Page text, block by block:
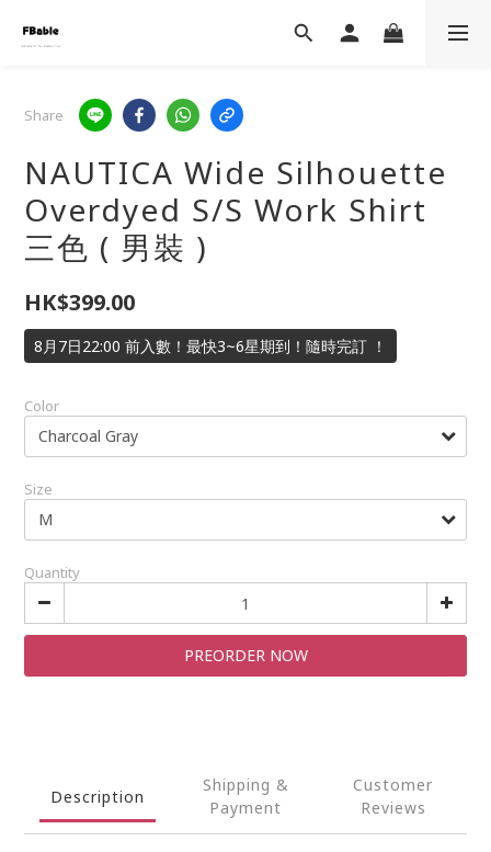
Share
NAUTICA Wide Silhouette
Overdyed S/S Work Shirt
三色 ( 男裝 )
HK$399.00
8月7日22:00 前入數！最快3~6星期到！隨時完訂 ！
Color
Size
Quantity
PREORDER NOW
Description
Shipping &
Payment
Customer
Reviews